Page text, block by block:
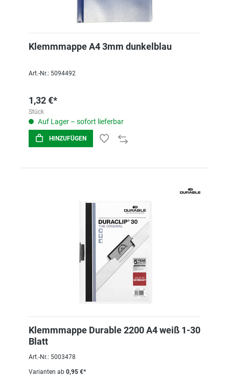
Klemmmappe A4 3mm dunkelblau
Art.-Nr.: 5094492
1,32 €*
Stück
Auf Lager – sofort lieferbar
HINZUFÜGEN
Klemmmappe Durable 2200 A4 weiß 1-30
Blatt
Art.-Nr.: 5003478
Varianten ab 0,95 €*